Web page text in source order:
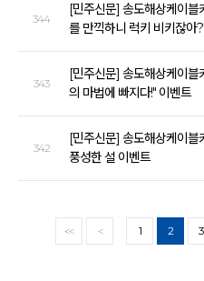
344
[민주신문] 송도해상케이블
를 만끽하니 럭키 비키잖아
343
[민주신문] 송도해상케이블
의 마법에 빠지다!" 이벤트
342
[민주신문] 송도해상케이블
풍성한 설 이벤트
<< < 1 2 3